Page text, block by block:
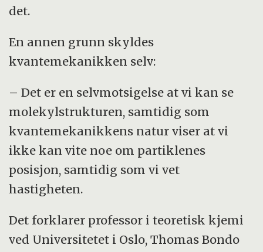
det.
En annen grunn skyldes
kvantemekanikken selv:
– Det er en selvmotsigelse at vi kan se
molekylstrukturen, samtidig som
kvantemekanikkens natur viser at vi
ikke kan vite noe om partiklenes
posisjon, samtidig som vi vet
hastigheten.
Det forklarer professor i teoretisk kjemi
ved Universitetet i Oslo, Thomas Bondo